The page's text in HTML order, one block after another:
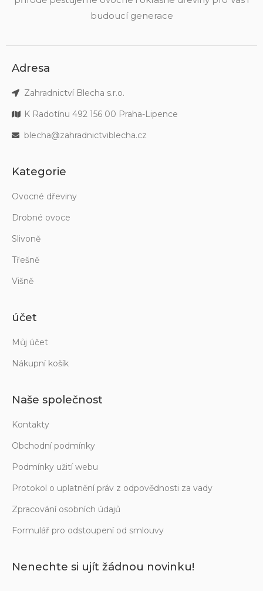
budoucí generace
Adresa
Zahradnictví Blecha s.r.o.
K Radotínu 492 156 00 Praha-Lipence
blecha@zahradnictviblecha.cz
Kategorie
Ovocné dřeviny
Drobné ovoce
Slivoně
Třešně
Višně
účet
Můj účet
Nákupní košík
Naše společnost
Kontakty
Obchodní podmínky
Podmínky užití webu
Protokol o uplatnění práv z odpovědnosti za vady
Zpracování osobních údajů
Formulář pro odstoupení od smlouvy
Nenechte si ujít žádnou novinku!